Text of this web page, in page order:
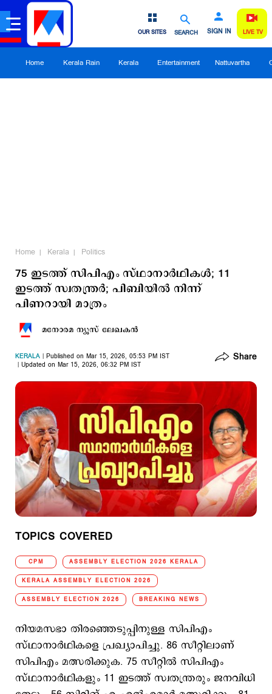
SEARCH SIGN IN
OUR SITES LIVE TV
Home Kerala Rain Kerala Entertainment Nattuvartha
Home Kerala Politics
75 ഇടത്ത് സിപിഎം സ്ഥാനാര്‍ഥികള്‍; 11
ഇടത്ത് സ്വതന്ത്രര്‍; പിബിയില്‍ നിന്ന്
പിണറായി മാത്രം
മനോരമ ന്യൂസ് ലേഖകന്‍
KERALA
Published on Mar 15, 2026, 05:53 PM IST
Updated on Mar 15, 2026, 06:32 PM IST
Share
TOPICS COVERED
CPM ASSEMBLY ELECTION 2026 KERALA
KERALA ASSEMBLY ELECTION 2026
ASSEMBLY ELECTION 2026 BREAKING NEWS
നിയമസഭാ തിരഞ്ഞെടുപ്പിനുള്ള സിപിഎം
സ്ഥാനാര്‍ഥികളെ പ്രഖ്യാപിച്ചു. 86 സീറ്റിലാണ്
സിപിഎം മത്സരിക്കുക. 75 സീറ്റില്‍ സിപിഎം
സ്ഥാനാര്‍ഥികളും 11 ഇടത്ത് സ്വതന്ത്രരും ജനവിധി